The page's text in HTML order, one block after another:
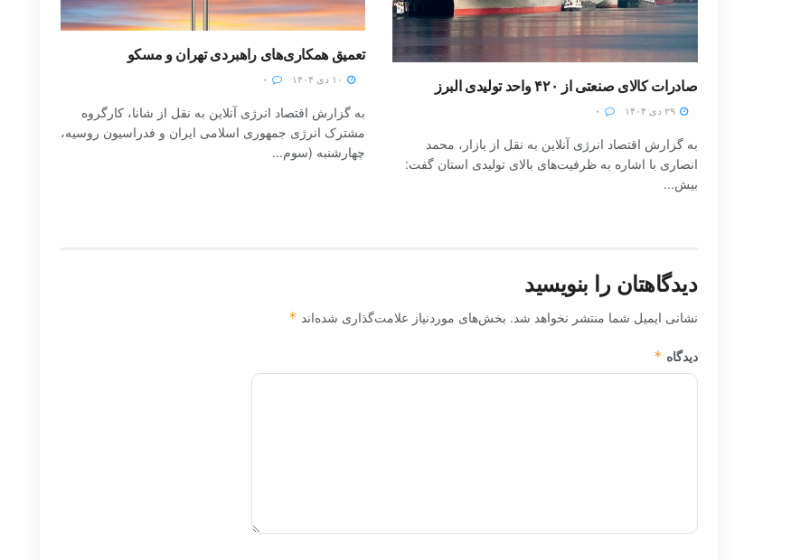
صادرات کالای صنعتی از ۴۲۰ واحد تولیدی البرز
به گزارش اقتصاد انرژی آنلاین به نقل از بازار، محمد
انصاری با اشاره به ظرفیت‌های بالای تولیدی استان گفت:
بیش...
تعمیق همکاری‌های راهبردی تهران و مسکو
به گزارش اقتصاد انرژی آنلاین به نقل از شانا، کارگروه
مشترک انرژی جمهوری اسلامی ایران و فدراسیون روسیه،
چهارشنبه (سوم...
دیدگاهتان را بنویسید
نشانی ایمیل شما منتشر نخواهد شد. بخش‌های موردنیاز علامت‌گذاری شده‌اند *
دیدگاه *